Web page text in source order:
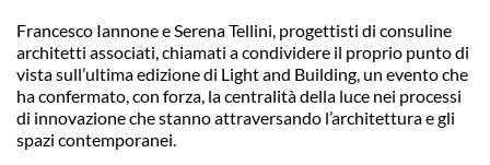
Francesco Iannone e Serena Tellini, progettisti di consuline
architetti associati, chiamati a condividere il proprio punto di
vista sull’ultima edizione di Light and Building, un evento che
ha confermato, con forza, la centralità della luce nei processi
di innovazione che stanno attraversando l’architettura e gli
spazi contemporanei.